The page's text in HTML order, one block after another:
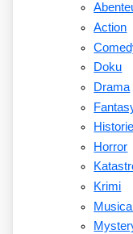
Action
Doku
Drama
Historie
Horror
Krimi
Musical